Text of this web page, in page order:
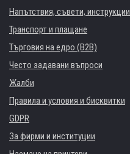
Напътствия, съвети, инструкции
Транспорт и плащане
Търговия на едро (B2B)
Често задавани въпроси
Жалби
Правила и условия и бисквитки
GDPR
За фирми и институции